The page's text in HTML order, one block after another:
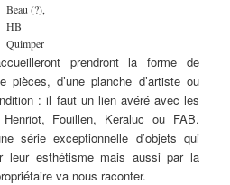
Beau (?),
HB
Quimper
prendront la forme de
pièces, d’une planche d’artiste ou
: il faut un lien avéré avec les
Fouillen, Keraluc ou FAB.
série exceptionnelle d’objets qui
leur esthétisme mais aussi par la
va nous raconter.